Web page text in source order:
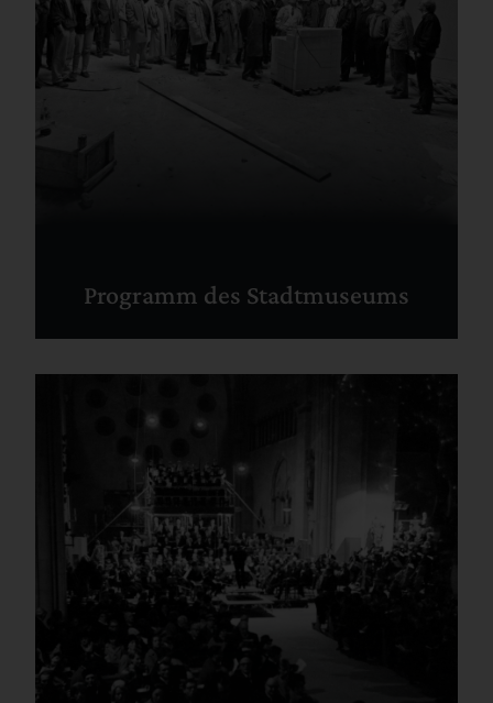
Programm des Stadtmuseums